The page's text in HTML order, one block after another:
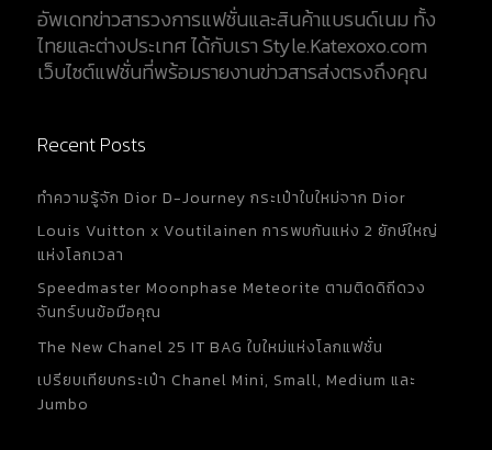
อัพเดทข่าวสารวงการแฟชั่นและสินค้าแบรนด์เนม ทั้ง
ไทยและต่างประเทศ ได้กับเรา Style.Katexoxo.com
เว็บไซต์แฟชั่นที่พร้อมรายงานข่าวสารส่งตรงถึงคุณ
Recent Posts
ทำความรู้จัก Dior D-Journey กระเป๋าใบใหม่จาก Dior
Louis Vuitton x Voutilainen การพบกันแห่ง 2 ยักษ์ใหญ่
แห่งโลกเวลา
Speedmaster Moonphase Meteorite ตามติดดิถีดวง
จันทร์บนข้อมือคุณ
The New Chanel 25 IT BAG ใบใหม่แห่งโลกแฟชั่น
เปรียบเทียบกระเป๋า Chanel Mini, Small, Medium และ
Jumbo